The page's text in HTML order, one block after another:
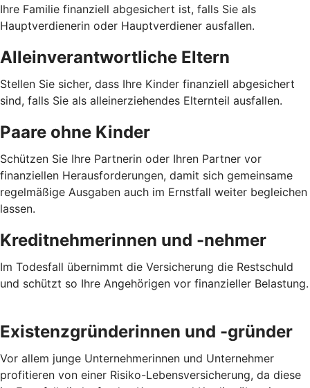
Ihre Familie finanziell abgesichert ist, falls Sie als
Hauptverdienerin oder Hauptverdiener ausfallen.
Alleinverantwortliche Eltern
Stellen Sie sicher, dass Ihre Kinder finanziell abgesichert
sind, falls Sie als alleinerziehendes Elternteil ausfallen.
Paare ohne Kinder
Schützen Sie Ihre Partnerin oder Ihren Partner vor
finanziellen Herausforderungen, damit sich gemeinsame
regelmäßige Ausgaben auch im Ernstfall weiter begleichen
lassen.
Kreditnehmerinnen und -nehmer
Im Todesfall übernimmt die Versicherung die Restschuld
und schützt so Ihre Angehörigen vor finanzieller Belastung.
Existenzgründerinnen und -gründer
Vor allem junge Unternehmerinnen und Unternehmer
profitieren von einer Risiko-Lebensversicherung, da diese